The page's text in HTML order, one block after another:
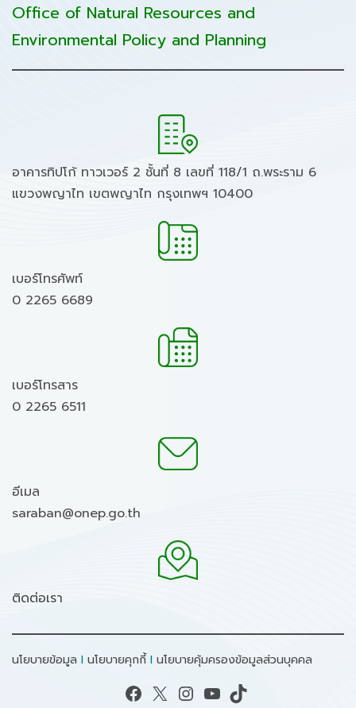
Office of Natural Resources and
Environmental Policy and Planning
อาคารทิปโก้ ทาวเวอร์ 2 ชั้นที่ 8 เลขที่ 118/1 ถ.พระราม 6
แขวงพญาไท เขตพญาไท กรุงเทพฯ 10400
เบอร์โทรศัพท์
0 2265 6689
เบอร์โทรสาร
0 2265 6511
อีเมล
saraban@onep.go.th
ติดต่อเรา
นโยบายข้อมูล I นโยบายคุกกี้ I นโยบายคุ้มครองข้อมูลส่วนบุคคล
Facebook X Instagram YouTube TikTok